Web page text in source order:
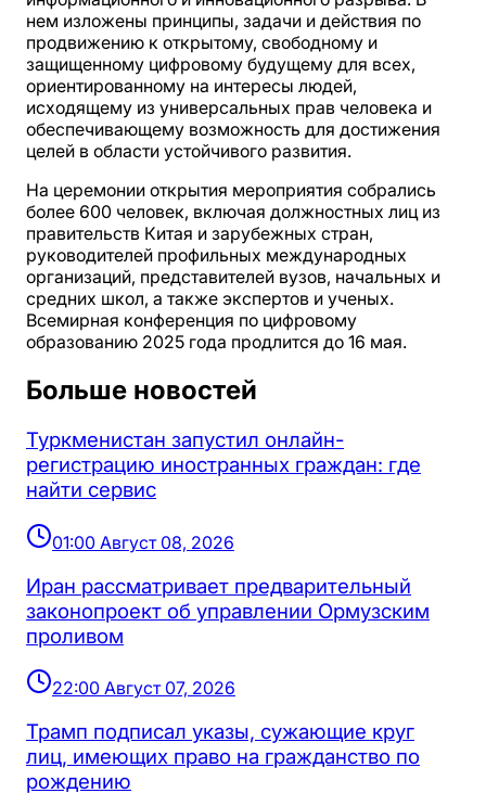
нем изложены принципы, задачи и действия по
продвижению к открытому, свободному и
защищенному цифровому будущему для всех,
ориентированному на интересы людей,
исходящему из универсальных прав человека и
обеспечивающему возможность для достижения
целей в области устойчивого развития.
На церемонии открытия мероприятия собрались
более 600 человек, включая должностных лиц из
правительств Китая и зарубежных стран,
руководителей профильных международных
организаций, представителей вузов, начальных и
средних школ, а также экспертов и ученых.
Всемирная конференция по цифровому
образованию 2025 года продлится до 16 мая.
Больше новостей
Туркменистан запустил онлайн-
регистрацию иностранных граждан: где
найти сервис
01:00 Август 08, 2026
Иран рассматривает предварительный
законопроект об управлении Ормузским
проливом
22:00 Август 07, 2026
Трамп подписал указы, сужающие круг
лиц, имеющих право на гражданство по
рождению